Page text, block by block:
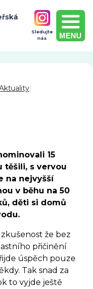
Sledujte
nás
MENU
|
15
těšili, s vervou
na nejvyšší
v běhu na 50
děti si domů
zkušenost že bez
přičinění
úspěch pouze
Tak snad za
to vyjde ještě